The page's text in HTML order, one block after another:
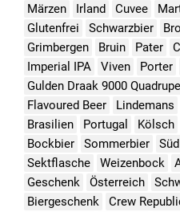
Märzen
Irland Cuvee
Glutenfrei
Schwarzbier
Grimbergen
Bruin Pater
Imperial IPA
Viven Porter
Gulden Draak 9000 Quadrupel
Flavoured Beer
Lindemans
Brasilien
Portugal Kölsch
Bockbier
Sommerbier
Sektflasche
Weizenbock
Geschenk
Österreich
Biergeschenk
Crew